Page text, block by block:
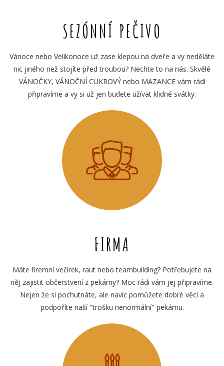
SEZÓNNÍ PEČIVO
Vánoce nebo Velikonoce už zase klepou na dveře a vy neděláte
nic jiného než stojíte před troubou? Nechte to na nás. Skvělé
VÁNOČKY, VÁNOČNÍ CUKROVÝ nebo MAZANCE vám rádi
připravíme a vy si už jen budete užívat klidné svátky.
FIRMA
Máte firemní večírek, raut nebo teambuilding? Potřebujete na
něj zajistit občerstvení z pekárny? Moc rádi vám jej připravíme.
Nejen že si pochutnáte, ale navíc pomůžete dobré věci a
podpoříte naší "trošku nenormální" pekárnu.